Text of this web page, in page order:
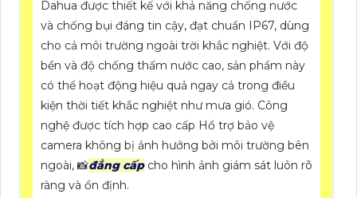
Dahua được thiết kế với khả năng chống nước
và chống bụi đáng tin cậy, đạt chuẩn IP67, dùng
cho cả môi trường ngoài trời khắc nghiệt. Với độ
bền và độ chống thấm nước cao, sản phẩm này
có thể hoạt động hiệu quả ngay cả trong điều
kiện thời tiết khắc nghiệt như mưa gió. Công
nghệ được tích hợp cao cấp Hổ trợ bảo vệ
camera không bị ảnh hưởng bởi môi trường bên
ngoài, 📸đẳng cấpcho hình ảnh giám sát luôn rõ
ràng và ổn định.